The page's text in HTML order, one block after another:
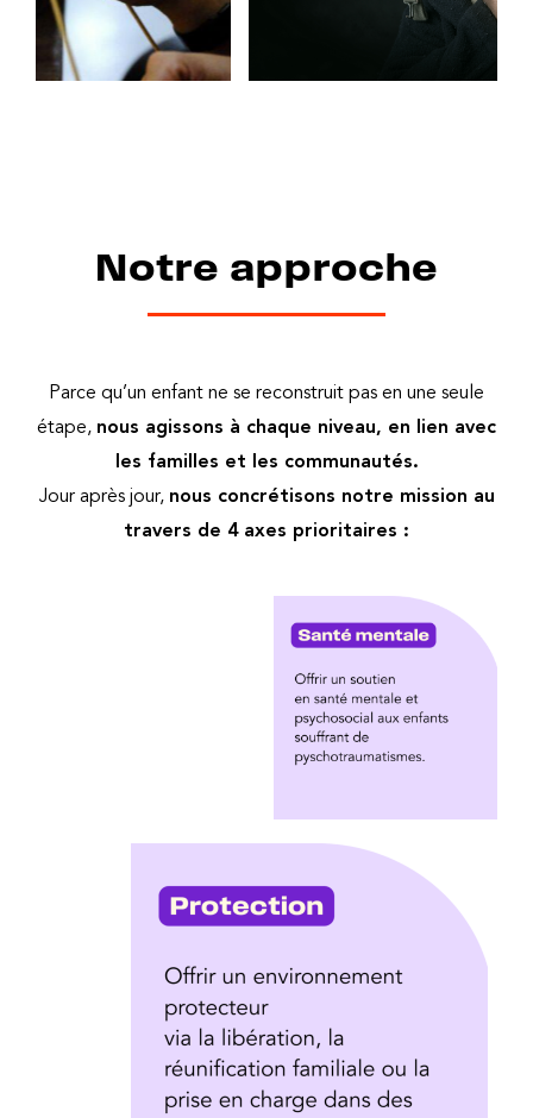
Notre approche
Parce qu’un enfant ne se reconstruit pas en une seule
étape, nous agissons à chaque niveau, en lien avec
les familles et les communautés.
Jour après jour, nous concrétisons notre mission au
travers de 4 axes prioritaires :